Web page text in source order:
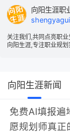
向阳生涯职
关注我们,共同点亮职业
向阳生涯,专注职业规
向阳生涯新闻
免费AI填报遍
愿规划师真正